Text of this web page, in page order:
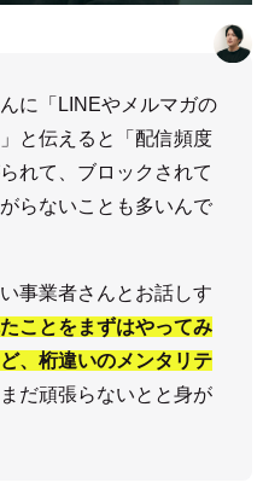
に「LINEやメルマガの
と伝えると「配信頻度
れて、ブロックされて
らないことも多いんで
事業者さんとお話しす
ことをまずはやってみ
、桁違いのメンタリテ
だ頑張らないとと身が